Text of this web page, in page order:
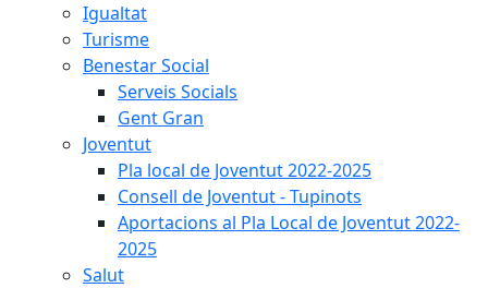
Igualtat
Turisme
Benestar Social
Serveis Socials
Gent Gran
Joventut
Pla local de Joventut 2022-2025
Consell de Joventut - Tupinots
Aportacions al Pla Local de Joventut 2022-
2025
Salut